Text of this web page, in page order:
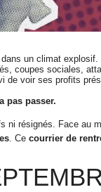
un climat
coupes sociales,
de voir ses profits
pas passer.
ni résignés. Face au
. Ce courrier de